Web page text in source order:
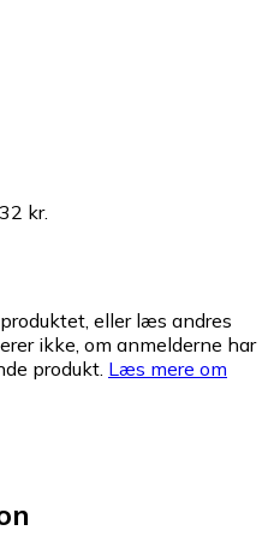
kr.
eller læs andres
ikke, om anmelderne har
produkt. Læs mere om